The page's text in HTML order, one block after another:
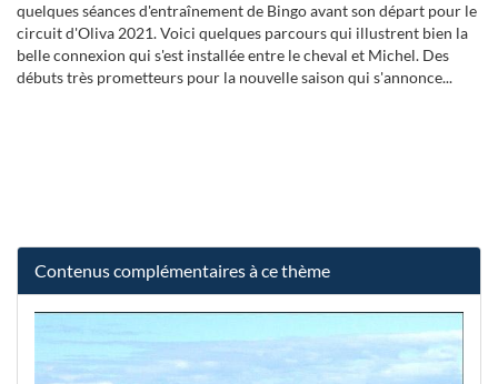
quelques séances d'entraînement de Bingo avant son départ pour le
circuit d'Oliva 2021. Voici quelques parcours qui illustrent bien la
belle connexion qui s'est installée entre le cheval et Michel. Des
débuts très prometteurs pour la nouvelle saison qui s'annonce...
Contenus complémentaires à ce thème